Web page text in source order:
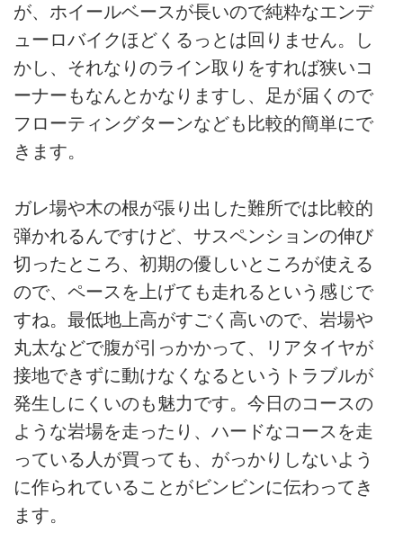
が、ホイールベースが長いので純粋なエンデ
ューロバイクほどくるっとは回りません。し
かし、それなりのライン取りをすれば狭いコ
ーナーもなんとかなりますし、足が届くので
フローティングターンなども比較的簡単にで
きます。
ガレ場や木の根が張り出した難所では比較的
弾かれるんですけど、サスペンションの伸び
切ったところ、初期の優しいところが使える
ので、ペースを上げても走れるという感じで
すね。最低地上高がすごく高いので、岩場や
丸太などで腹が引っかかって、リアタイヤが
接地できずに動けなくなるというトラブルが
発生しにくいのも魅力です。今日のコースの
ような岩場を走ったり、ハードなコースを走
っている人が買っても、がっかりしないよう
に作られていることがビンビンに伝わってき
ます。